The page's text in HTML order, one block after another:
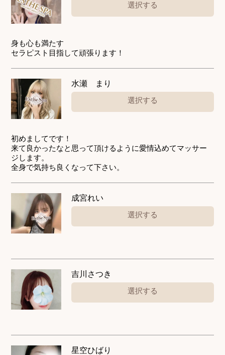
身も心も満たす
セラピスト目指して頑張ります！
選択する
初めましてです！
来て良かったなと思って頂けるように愛情込めてマッサー
ジします。
全身で気持ち良くなって下さい。
水瀬 まり
選択する
成宮れい
選択する
吉川さつき
選択する
星空ひばり